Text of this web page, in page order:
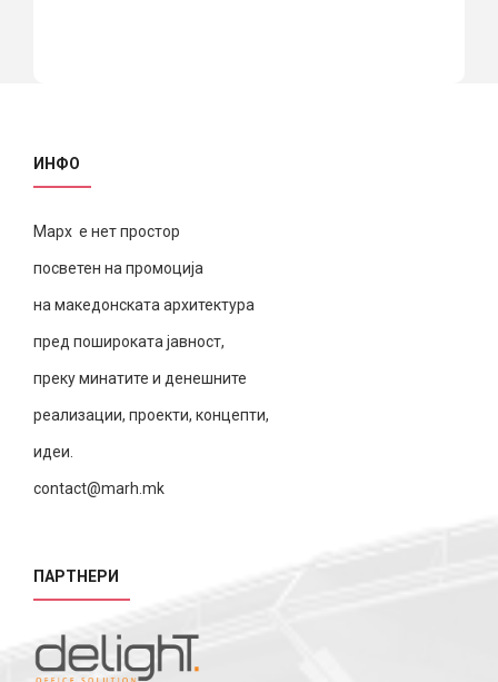
ИНФО
Марх е нет простор
посветен на промоција
на македонската архитектура
пред пошироката јавност,
преку минатите и денешните
реализации, проекти, концепти,
идеи.
contact@marh.mk
ПАРТНЕРИ